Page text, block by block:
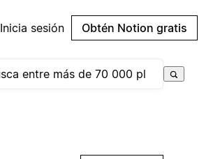
Inicia sesión Obtén Notion gratis